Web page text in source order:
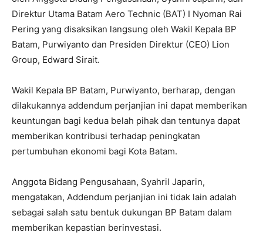
Direktur Utama Batam Aero Technic (BAT) I Nyoman Rai
Pering yang disaksikan langsung oleh Wakil Kepala BP
Batam, Purwiyanto dan Presiden Direktur (CEO) Lion
Group, Edward Sirait.
Wakil Kepala BP Batam, Purwiyanto, berharap, dengan
dilakukannya addendum perjanjian ini dapat memberikan
keuntungan bagi kedua belah pihak dan tentunya dapat
memberikan kontribusi terhadap peningkatan
pertumbuhan ekonomi bagi Kota Batam.
Anggota Bidang Pengusahaan, Syahril Japarin,
mengatakan, Addendum perjanjian ini tidak lain adalah
sebagai salah satu bentuk dukungan BP Batam dalam
memberikan kepastian berinvestasi.